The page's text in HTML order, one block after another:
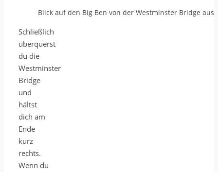
Blick auf den Big Ben von der Westminster Bridge aus
Schließlich
überquerst
du die
Westminster
Bridge
und
hältst
dich am
Ende
kurz
rechts.
Wenn du